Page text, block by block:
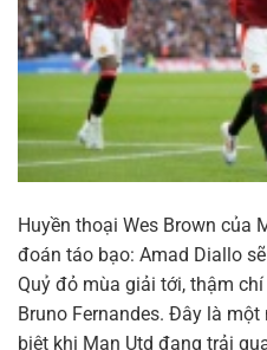
Huyền thoại Wes Brown của
đoán táo bạo: Amad Diallo
Quỷ đỏ mùa giải tới, thậm
Bruno Fernandes. Đây là
biệt khi Man Utd đang trải